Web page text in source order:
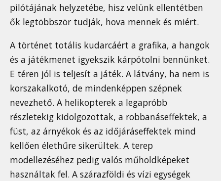
pilótájának helyzetébe, hisz velünk ellentétben
ők legtöbbször tudják, hova mennek és miért.
A történet totális kudarcáért a grafika, a hangok
és a játékmenet igyekszik kárpótolni bennünket.
E téren jól is teljesít a játék. A látvány, ha nem is
korszakalkotó, de mindenképpen szépnek
nevezhető. A helikopterek a legapróbb
részletekig kidolgozottak, a robbanáseffektek, a
füst, az árnyékok és az időjáráseffektek mind
kellően élethűre sikerültek. A terep
modellezéséhez pedig valós műholdképeket
használtak fel. A szárazföldi és vízi egységek